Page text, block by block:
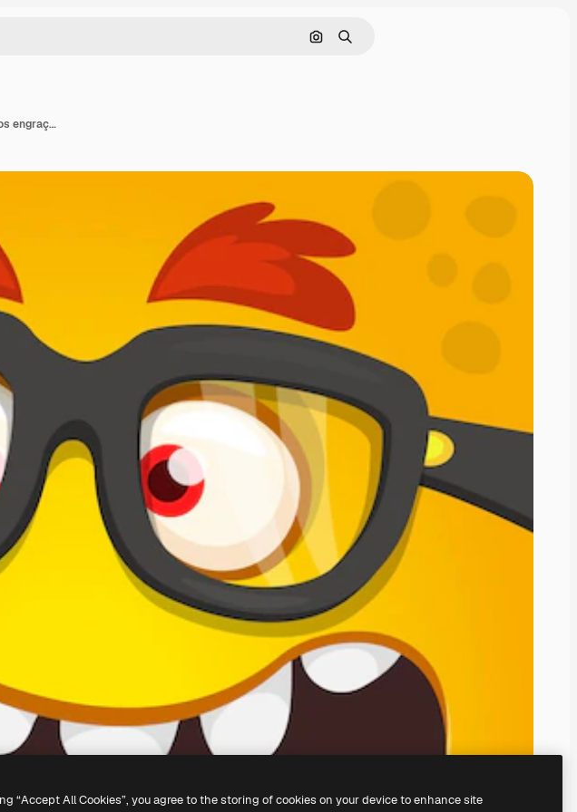
Pesquisar por imagem
Buscar
Expressão facial de personagens de desenhos animados de monstros engraçados Ilustração de criatura bonita e feliz
“Accept All Cookies”, you agree to the storing of cookies on your device to enhance site